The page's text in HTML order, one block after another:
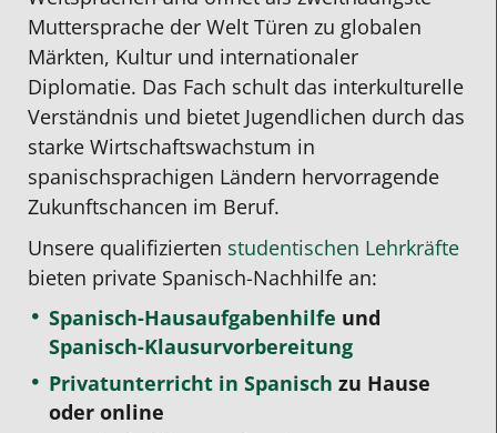
Muttersprache der Welt Türen zu globalen
Märkten, Kultur und internationaler
Diplomatie. Das Fach schult das interkulturelle
Verständnis und bietet Jugendlichen durch das
starke Wirtschaftswachstum in
spanischsprachigen Ländern hervorragende
Zukunftschancen im Beruf.
Unsere qualifizierten studentischen Lehrkräfte
bieten private Spanisch-Nachhilfe an:
Spanisch-Hausaufgabenhilfe und
Spanisch-Klausurvorbereitung
Privatunterricht in Spanisch zu Hause
oder online